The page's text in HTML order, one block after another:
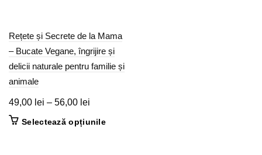
Rețete și Secrete de la Mama
– Bucate Vegane, îngrijire și
delicii naturale pentru familie și
animale
49,00 lei – 56,00 lei
Selectează opțiunileAcest